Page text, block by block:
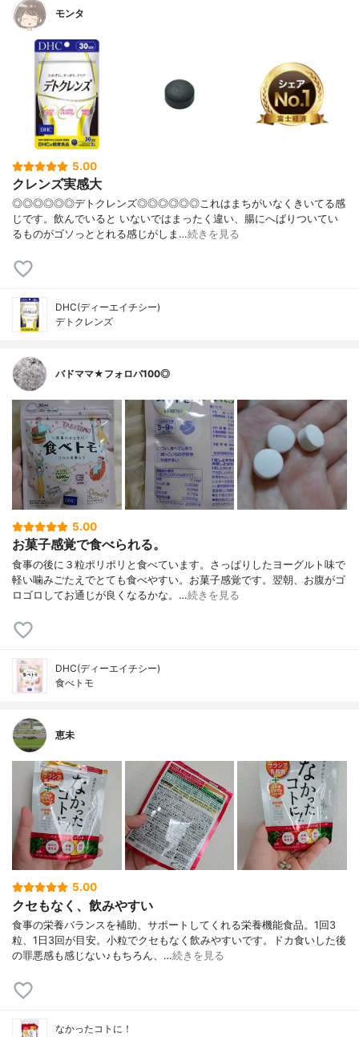
モンタ
5.00
クレンズ実感大
◎◎◎◎◎◎デトクレンズ◎◎◎◎◎◎これはまちがいなくきいてる感
じです。飲んでいると いないではまったく違い、腸にへばりついてい
るものがゴソっととれる感じがしま…続きを見る
DHC(ディーエイチシー)
デトクレンズ
バドママ★フォロバ100◎
5.00
お菓子感覚で食べられる。
食事の後に３粒ポリポリと食べています。さっぱりしたヨーグルト味で
軽い噛みごたえでとても食べやすい。お菓子感覚です。翌朝、お腹がゴ
ロゴロしてお通じが良くなるかな。…続きを見る
DHC(ディーエイチシー)
食べトモ
恵未
5.00
クセもなく、飲みやすい
食事の栄養バランスを補助、サポートしてくれる栄養機能食品。1回3
粒、1日3回が目安。小粒でクセもなく飲みやすいです。ドカ食いした後
の罪悪感も感じない♪もちろん、…続きを見る
なかったコトに！